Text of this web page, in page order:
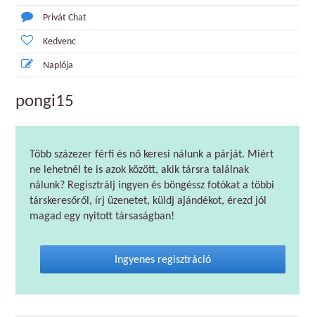
Privát Chat
Kedvenc
Naplója
pongi15
Több százezer férfi és nő keresi nálunk a párját. Miért
ne lehetnél te is azok között, akik társra találnak
nálunk? Regisztrálj ingyen és böngéssz fotókat a többi
társkeresőről, írj üzenetet, küldj ajándékot, érezd jól
magad egy nyitott társaságban!
Ingyenes regisztráció